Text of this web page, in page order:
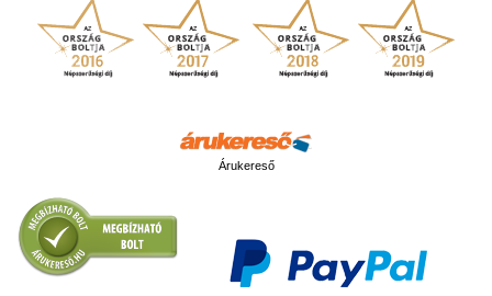
Árukereső